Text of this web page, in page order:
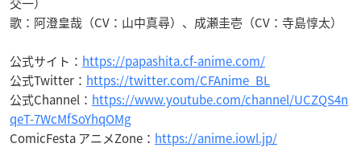
歌：阿澄皇哉（CV：山中真尋）、成瀬圭壱（CV：寺島惇太）
公式サイト： https://papashita.cf-anime.com/
公式Twitter： https://twitter.com/CFAnime_BL
公式Channel： https://www.youtube.com/channel/UCZQS4n
qeT-7WcMfSoYhqOMg
ComicFesta アニメZone： https://anime.iowl.jp/